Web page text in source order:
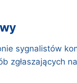
sygnalistów
zgłaszających